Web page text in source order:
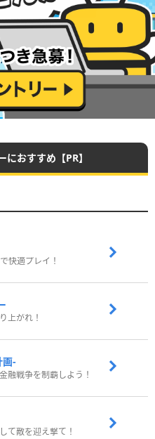
おすすめ【PR】
快適プレイ！
上がれ！
画-
融戦争を制覇しよう！
て敵を迎え撃て！